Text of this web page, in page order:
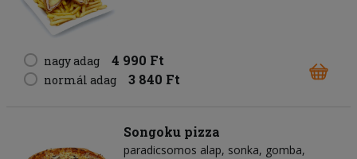
nagy adag 4 990 Ft
normál adag 3 840 Ft
Songoku pizza
paradicsomos alap sonka gomba